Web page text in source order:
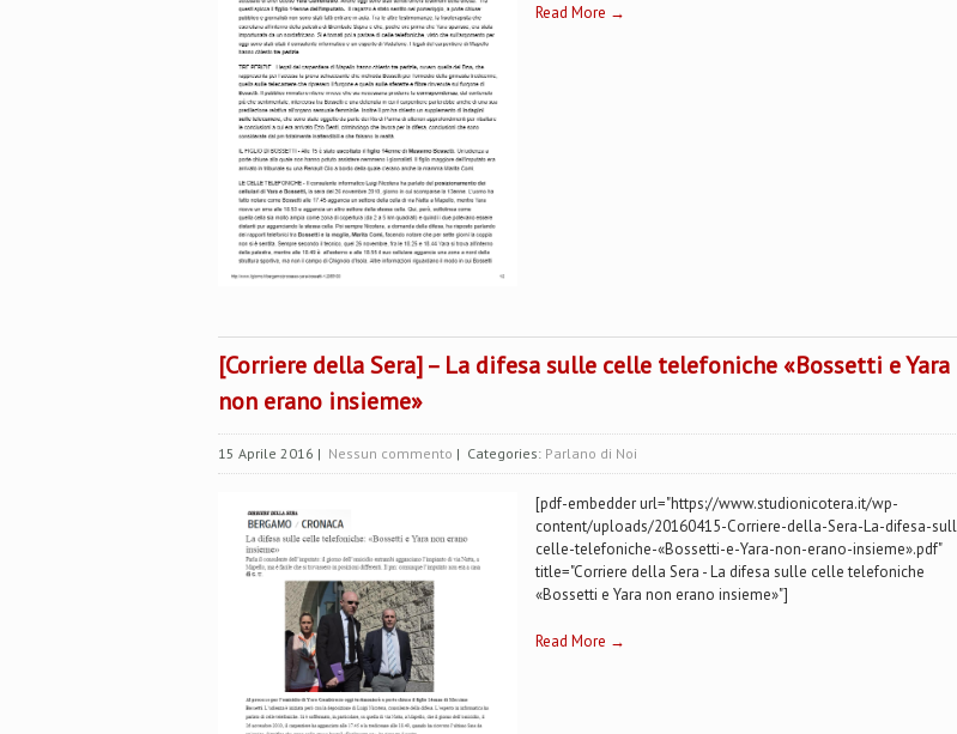
Read More →
[Corriere della Sera] – La difesa sulle celle telefoniche «Bossetti e Yara
non erano insieme»
15 Aprile 2016 | Nessun commento | Categories: Parlano di Noi
[pdf-embedder url="https://www.studionicotera.it/wp-
content/uploads/20160415-Corriere-della-Sera-La-difesa-
celle-telefoniche-«Bossetti-e-Yara-non-erano-insieme».pdf"
title="Corriere della Sera - La difesa sulle celle telefoniche
«Bossetti e Yara non erano insieme»"]
Read More →